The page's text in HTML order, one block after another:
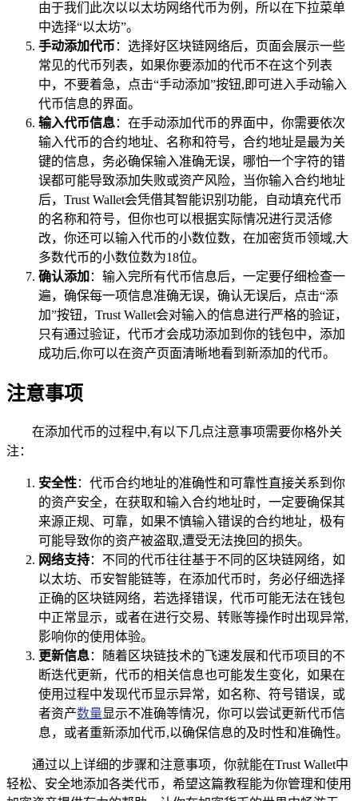
由于我们此次以以太坊网络代币为例，所以在下拉菜单
中选择“以太坊”。
手动添加代币 ：选择好区块链网络后，页面会展示一些
常见的代币列表，如果你要添加的代币不在这个列表
中，不要着急，点击“手动添加”按钮,即可进入手动输入
代币信息的界面。
输入代币信息：在手动添加代币的界面中，你需要依次
输入代币的合约地址、名称和符号，合约地址是最为关
键的信息，务必确保输入准确无误，哪怕一个字符的错
误都可能导致添加失败或资产风险，当你输入合约地址
后，Trust Wallet会凭借其智能识别功能，自动填充代币
的名称和符号，但你也可以根据实际情况进行灵活修
改，你还可以输入代币的小数位数，在加密货币领域,大
多数代币的小数位数为18位。
确认添加 ：输入完所有代币信息后，一定要仔细检查一
遍，确保每一项信息准确无误，确认无误后，点击“添
加”按钮，Trust Wallet会对输入的信息进行严格的验证，
只有通过验证，代币才会成功添加到你的钱包中，添加
成功后,你可以在资产页面清晰地看到新添加的代币。
注意事项
在添加代币的过程中,有以下几点注意事项需要你格外关
注：
安全性：代币合约地址的准确性和可靠性直接关系到你
的资产安全，在获取和输入合约地址时，一定要确保其
来源正规、可靠，如果不慎输入错误的合约地址，极有
可能导致你的资产被盗取,遭受无法挽回的损失。
网络支持：不同的代币往往基于不同的区块链网络，如
以太坊、币安智能链等，在添加代币时，务必仔细选择
正确的区块链网络，若选择错误，代币可能无法在钱包
中正常显示，或者在进行交易、转账等操作时出现异常,
影响你的使用体验。
更新信息：随着区块链技术的飞速发展和代币项目的不
断迭代更新，代币的相关信息也可能发生变化，如果在
使用过程中发现代币显示异常，如名称、符号错误，或
者资产数量显示不准确等情况，你可以尝试更新代币信
息，或者重新添加代币,以确保信息的及时性和准确性。
通过以上详细的步骤和注意事项，你就能在Trust Wallet中
轻松、安全地添加各类代币，希望这篇教程能为你管理和使用